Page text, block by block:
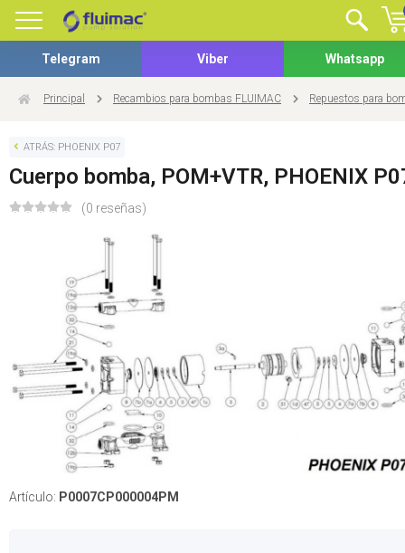
Telegram Viber Whatsapp
Principal Recambios para bombas FLUIMAC Repuestos para
ATRÁS: PHOENIX P07
Cuerpo bomba, POM+VTR, PHOENIX
(0 reseñas)
Artículo: P0007CP000004PM